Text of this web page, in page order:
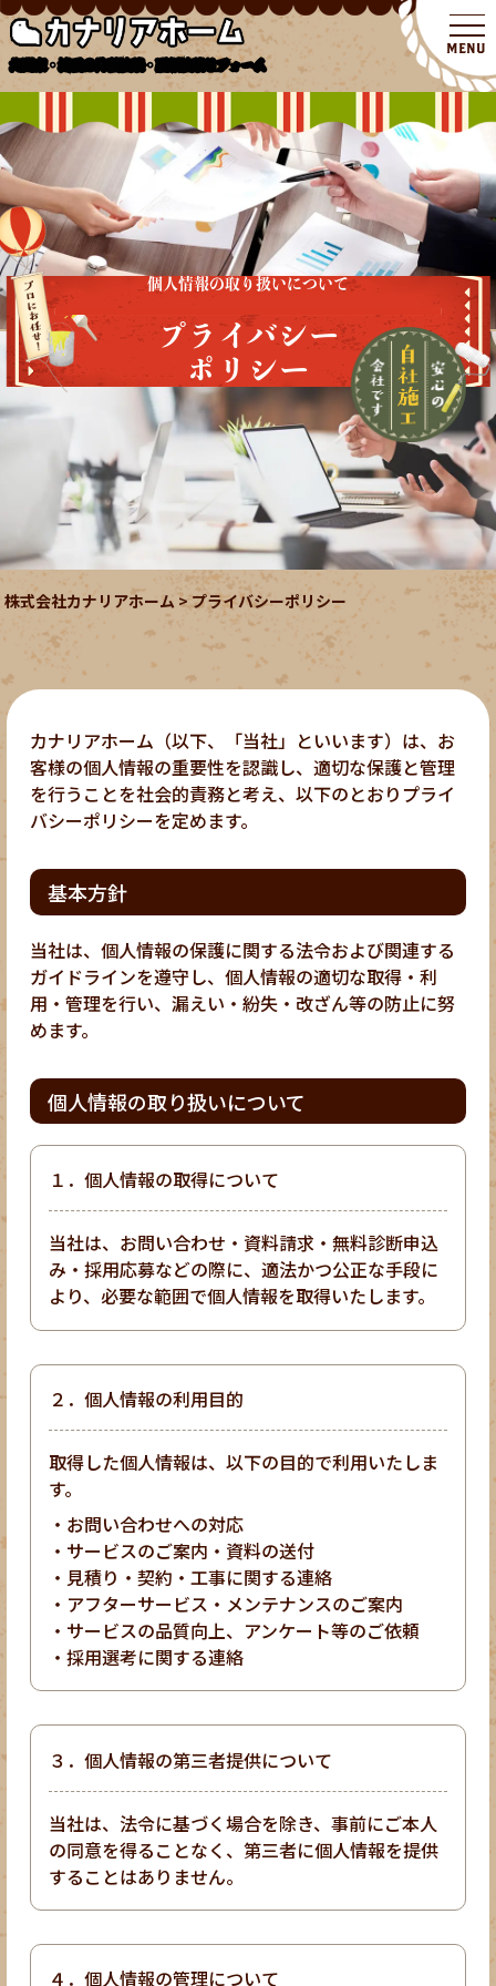
北関東・埼玉の外壁塗装・屋根塗装リフォーム
個人情報の取り扱いについて
プライバシー
ポリシー
株式会社カナリアホーム>プライバシーポリシー
カナリアホーム（以下、「当社」といいます）は、お
客様の個人情報の重要性を認識し、適切な保護と管理
を行うことを社会的責務と考え、以下のとおりプライ
バシーポリシーを定めます。
基本方針
当社は、個人情報の保護に関する法令および関連する
ガイドラインを遵守し、個人情報の適切な取得・利
用・管理を行い、漏えい・紛失・改ざん等の防止に努
めます。
個人情報の取り扱いについて
１．個人情報の取得について
当社は、お問い合わせ・資料請求・無料診断申込
み・採用応募などの際に、適法かつ公正な手段に
より、必要な範囲で個人情報を取得いたします。
２．個人情報の利用目的
取得した個人情報は、以下の目的で利用いたしま
す。
お問い合わせへの対応
サービスのご案内・資料の送付
見積り・契約・工事に関する連絡
アフターサービス・メンテナンスのご案内
サービスの品質向上、アンケート等のご依頼
採用選考に関する連絡
３．個人情報の第三者提供について
当社は、法令に基づく場合を除き、事前にご本人
の同意を得ることなく、第三者に個人情報を提供
することはありません。
４．個人情報の管理について